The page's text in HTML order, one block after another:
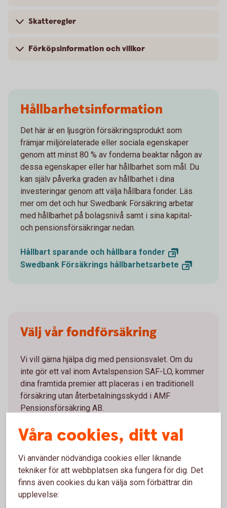
Skatteregler
Förköpsinformation och villkor
Hållbarhetsinformation
Det här är en ljusgrön försäkringsprodukt som
främjar miljörelaterade eller sociala egenskaper
genom att minst 80 % av fonderna beaktar någon av
dessa egenskaper eller har hållbarhet som mål. Du
kan själv påverka graden av hållbarhet i dina
investeringar genom att välja hållbara fonder. Läs
mer om det och hur Swedbank Försäkring arbetar
med hållbarhet på bolagsnivå samt i sina kapital-
och pensionsförsäkringar nedan.
Hållbart sparande och hållbara fonder
Swedbank Försäkrings hållbarhetsarbete
Välj vår fondförsäkring
Vi vill gärna hjälpa dig med pensionsvalet. Om du
inte gör ett val inom Avtalspension SAF-LO, kommer
dina framtida premier att placeras i en traditionell
försäkring utan återbetalningsskydd i AMF
Pensionsförsäkring AB.
Ring 0771-22 11 22 för hjälp med ditt
Logga in och aktiveratelefontjänst
Hittabankkontor
Våra cookies, ditt val
Vi använder nödvändiga cookies eller liknande
tekniker för att webbplatsen ska fungera för dig. Det
finns även cookies du kan välja som förbättrar din
upplevelse: